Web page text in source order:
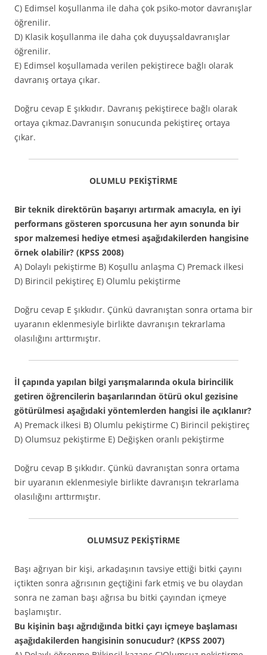
C) Edimsel koşullanma ile daha çok psiko-motor davranışlar
öğrenilir.
D) Klasik koşullanma ile daha çok duyuşsaldavranışlar
öğrenilir.
E) Edimsel koşullamada verilen pekiştirece bağlı olarak
davranış ortaya çıkar.
Doğru cevap E şıkkıdır. Davranış pekiştirece bağlı olarak
ortaya çıkmaz.Davranışın sonucunda pekiştireç ortaya
çıkar.
OLUMLU PEKİŞTİRME
Bir teknik direktörün başarıyı artırmak amacıyla, en iyi
performans gösteren sporcusuna her ayın sonunda bir
spor malzemesi hediye etmesi aşağıdakilerden hangisine
örnek olabilir? (KPSS 2008)
A) Dolaylı pekiştirme B) Koşullu anlaşma C) Premack ilkesi
D) Birincil pekiştireç E) Olumlu pekiştirme
Doğru cevap E şıkkıdır. Çünkü davranıştan sonra ortama bir
uyaranın eklenmesiyle birlikte davranışın tekrarlama
olasılığını arttırmıştır.
İl çapında yapılan bilgi yarışmalarında okula birincilik
getiren öğrencilerin başarılarından ötürü okul gezisine
götürülmesi aşağıdaki yöntemlerden hangisi ile açıklanır?
A) Premack ilkesi B) Olumlu pekiştirme C) Birincil pekiştireç
D) Olumsuz pekiştirme E) Değişken oranlı pekiştirme
Doğru cevap B şıkkıdır. Çünkü davranıştan sonra ortama
bir uyaranın eklenmesiyle birlikte davranışın tekrarlama
olasılığını arttırmıştır.
OLUMSUZ PEKİŞTİRME
Başı ağrıyan bir kişi, arkadaşının tavsiye ettiği bitki çayını
içtikten sonra ağrısının geçtiğini fark etmiş ve bu olaydan
sonra ne zaman başı ağrısa bu bitki çayından içmeye
başlamıştır.
Bu kişinin başı ağrıdığında bitki çayı içmeye başlaması
aşağıdakilerden hangisinin sonucudur? (KPSS 2007)